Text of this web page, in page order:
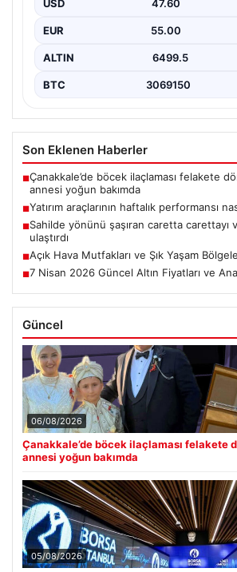
USD 47.60
EUR 55.00
ALTIN 6499.5
BTC 3069150
Son Eklenen Haberler
■Çanakkale’de böcek ilaçlaması felakete
annesi yoğun bakımda
■Yatırım araçlarının haftalık performansı
■Sahilde yönünü şaşıran caretta carettayı
ulaştırdı
■Açık Hava Mutfakları ve Şık Yaşam
■7 Nisan 2026 Güncel Altın Fiyatları ve
Güncel
06/08/2026
Çanakkale’de böcek ilaçlaması felakete
annesi yoğun bakımda
05/08/2026